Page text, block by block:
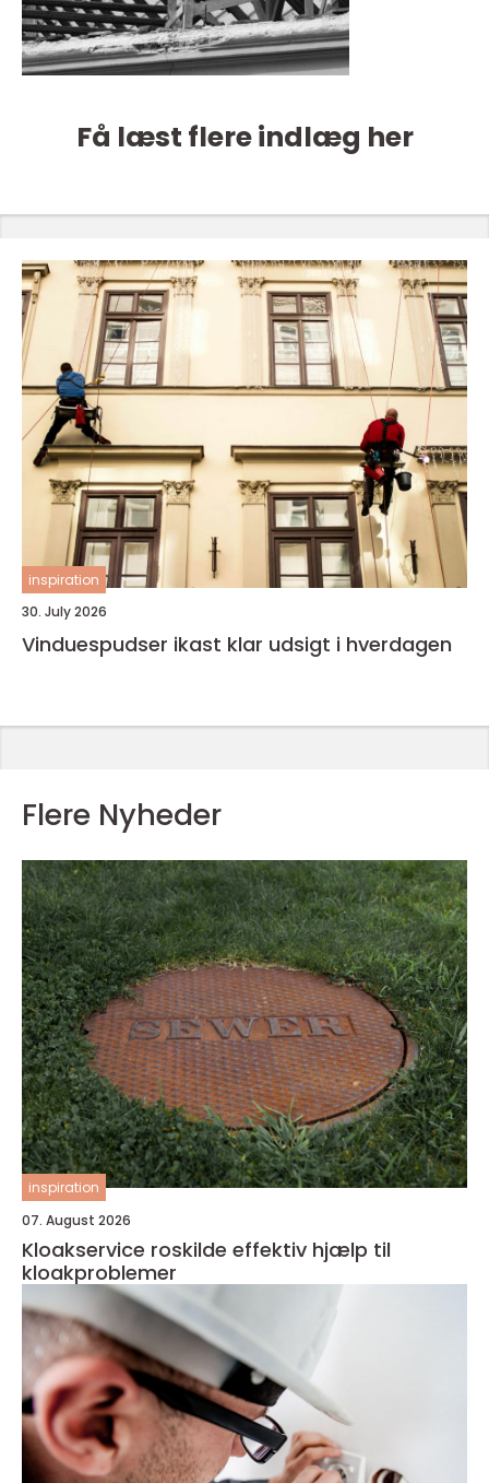
Få læst flere indlæg her
inspiration
30. July 2026
Vinduespudser ikast klar udsigt i hverdagen
Flere Nyheder
inspiration
07. August 2026
Kloakservice roskilde effektiv hjælp til
kloakproblemer